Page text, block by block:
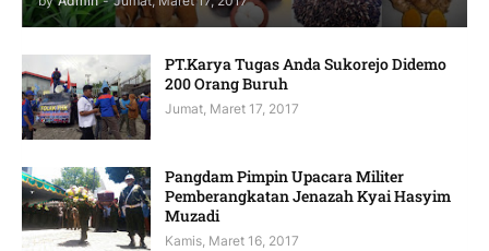
PT.Karya Tugas Anda Sukorejo Didemo
200 Orang Buruh
Jumat, Maret 17, 2017
Pangdam Pimpin Upacara Militer
Pemberangkatan Jenazah Kyai Hasyim
Muzadi
Kamis, Maret 16, 2017